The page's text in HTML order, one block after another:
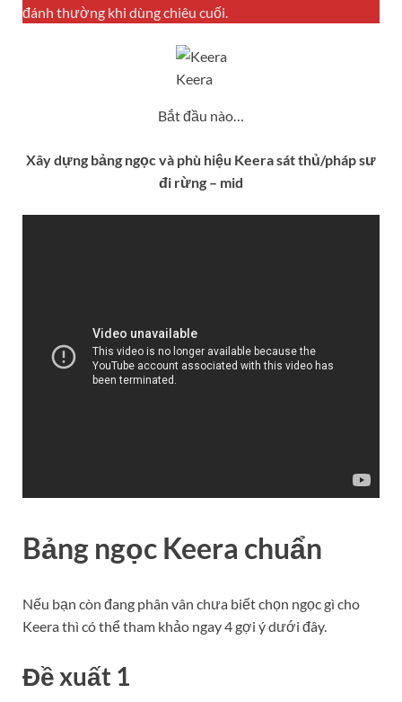
đánh thường khi dùng chiêu cuối.
Keera
Bắt đầu nào…
Xây dựng bảng ngọc và phù hiệu Keera sát thủ/pháp sư
đi rừng – mid
Bảng ngọc Keera chuẩn
Nếu bạn còn đang phân vân chưa biết chọn ngọc gì cho
Keera thì có thể tham khảo ngay 4 gợi ý dưới đây.
Đề xuất 1